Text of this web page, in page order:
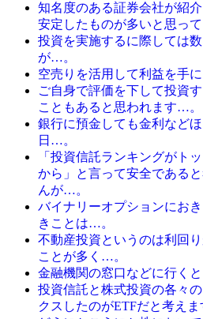
知名度のある証券会社が紹
安定したものが多いと思っ
投資を実施するに際しては
が…。
空売りを活用して利益を手
ご自身で評価を下して投資
こともあると思われます…。
銀行に預金しても金利など
日…。
「投資信託ランキングがト
から」と言って安全である
んが…。
バイナリーオプションにお
きことは…。
不動産投資というのは利回
ことが多く…。
金融機関の窓口などに行く
投資信託と株式投資の各々
クスしたのがETFだと考えま